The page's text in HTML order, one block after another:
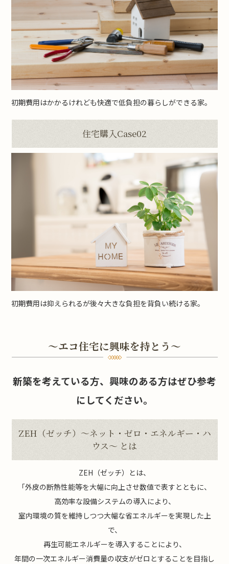
初期費用はかかるけれども快適で低負担の暮らしができる家。
住宅購入Case02
初期費用は抑えられるが後々大きな負担を背負い続ける家。
～エコ住宅に興味を持とう～
新築を考えている方、興味のある方はぜひ参考
にしてください。
ZEH（ゼッチ）～ネット・ゼロ・エネルギー・ハ
ウス～ とは
ZEH（ゼッチ）とは、
「外皮の断熱性能等を大幅に向上させ数値で表すとともに、
高効率な設備システムの導入により、
室内環境の質を維持しつつ大幅な省エネルギーを実現した上
で、
再生可能エネルギーを導入することにより、
年間の一次エネルギー消費量の収支がゼロとすることを目指し